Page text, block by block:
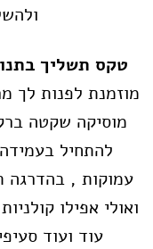
טקס תשליך
מוזמנת לפנות לך
מוסיקה שקטה
להתחיל
עמוקות , בהדרגה
ואולי אפילו
עוד ועוד